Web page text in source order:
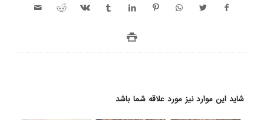
شاید این موارد نیز مورد علاقه شما باشد